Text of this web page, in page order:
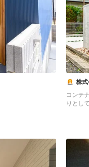
株式
コンテ
りとし